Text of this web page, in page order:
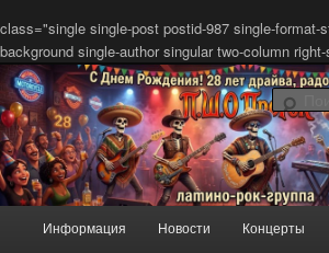
class="single single-post postid-987 single-format-
background single-author singular two-column right-
Официальный сайт
ПроРок
Латино-рок-регги группа из Санкт-
Шаманский Оркестр ПроРок
Перейти
Информация Новости Концерты